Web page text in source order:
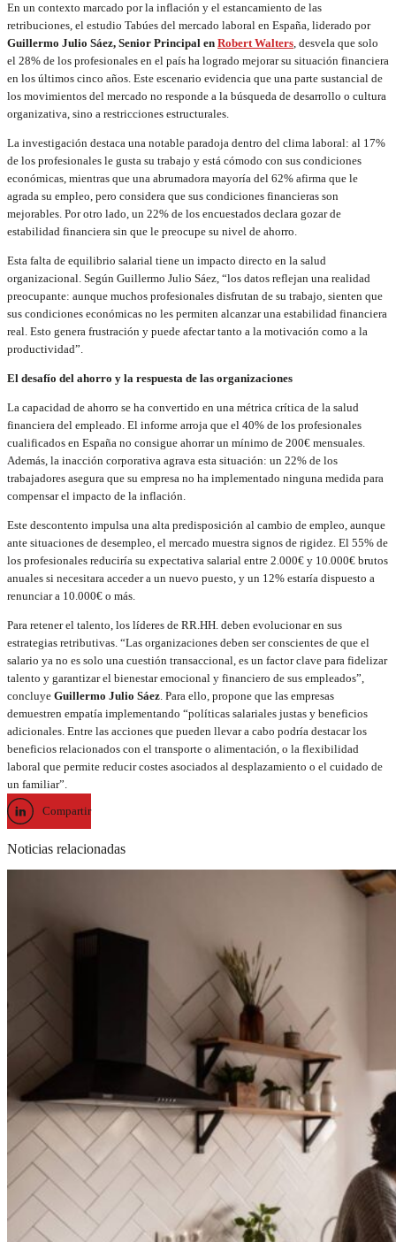
En un contexto marcado por la inflación y el estancamiento de las
retribuciones, el estudio Tabúes del mercado laboral en España, liderado por
Guillermo Julio Sáez, Senior Principal en Robert Walters, desvela que solo
el 28% de los profesionales en el país ha logrado mejorar su situación financiera
en los últimos cinco años. Este escenario evidencia que una parte sustancial de
los movimientos del mercado no responde a la búsqueda de desarrollo o cultura
organizativa, sino a restricciones estructurales.
La investigación destaca una notable paradoja dentro del clima laboral: al 17%
de los profesionales le gusta su trabajo y está cómodo con sus condiciones
económicas, mientras que una abrumadora mayoría del 62% afirma que le
agrada su empleo, pero considera que sus condiciones financieras son
mejorables. Por otro lado, un 22% de los encuestados declara gozar de
estabilidad financiera sin que le preocupe su nivel de ahorro.
Esta falta de equilibrio salarial tiene un impacto directo en la salud
organizacional. Según Guillermo Julio Sáez, “los datos reflejan una realidad
preocupante: aunque muchos profesionales disfrutan de su trabajo, sienten que
sus condiciones económicas no les permiten alcanzar una estabilidad financiera
real. Esto genera frustración y puede afectar tanto a la motivación como a la
productividad”.
El desafío del ahorro y la respuesta de las organizaciones
La capacidad de ahorro se ha convertido en una métrica crítica de la salud
financiera del empleado. El informe arroja que el 40% de los profesionales
cualificados en España no consigue ahorrar un mínimo de 200€ mensuales.
Además, la inacción corporativa agrava esta situación: un 22% de los
trabajadores asegura que su empresa no ha implementado ninguna medida para
compensar el impacto de la inflación.
Este descontento impulsa una alta predisposición al cambio de empleo, aunque
ante situaciones de desempleo, el mercado muestra signos de rigidez. El 55% de
los profesionales reduciría su expectativa salarial entre 2.000€ y 10.000€ brutos
anuales si necesitara acceder a un nuevo puesto, y un 12% estaría dispuesto a
renunciar a 10.000€ o más.
Para retener el talento, los líderes de RR.HH. deben evolucionar en sus
estrategias retributivas. “Las organizaciones deben ser conscientes de que el
salario ya no es solo una cuestión transaccional, es un factor clave para fidelizar
talento y garantizar el bienestar emocional y financiero de sus empleados”,
concluye Guillermo Julio Sáez . Para ello, propone que las empresas
demuestren empatía implementando “políticas salariales justas y beneficios
adicionales. Entre las acciones que pueden llevar a cabo podría destacar los
beneficios relacionados con el transporte o alimentación, o la flexibilidad
laboral que permite reducir costes asociados al desplazamiento o el cuidado de
un familiar”.
Compartir
Noticias relacionadas